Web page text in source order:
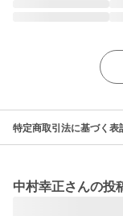
特定商取引法に基づく表
中村幸正さんの投